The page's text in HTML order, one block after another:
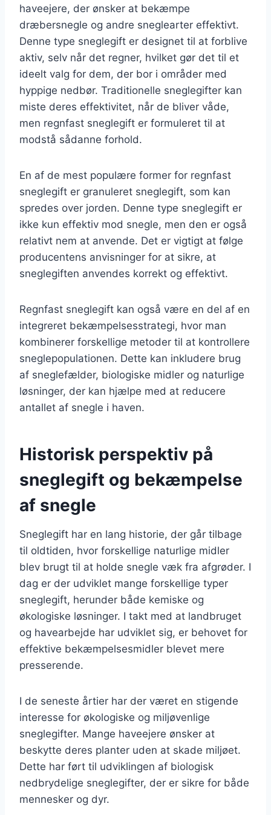
haveejere, der ønsker at bekæmpe
dræbersnegle og andre sneglearter effektivt.
Denne type sneglegift er designet til at forblive
aktiv, selv når det regner, hvilket gør det til et
ideelt valg for dem, der bor i områder med
hyppige nedbør. Traditionelle sneglegifter kan
miste deres effektivitet, når de bliver våde,
men regnfast sneglegift er formuleret til at
modstå sådanne forhold.
En af de mest populære former for regnfast
sneglegift er granuleret sneglegift, som kan
spredes over jorden. Denne type sneglegift er
ikke kun effektiv mod snegle, men den er også
relativt nem at anvende. Det er vigtigt at følge
producentens anvisninger for at sikre, at
sneglegiften anvendes korrekt og effektivt.
Regnfast sneglegift kan også være en del af en
integreret bekæmpelsesstrategi, hvor man
kombinerer forskellige metoder til at kontrollere
sneglepopulationen. Dette kan inkludere brug
af sneglefælder, biologiske midler og naturlige
løsninger, der kan hjælpe med at reducere
antallet af snegle i haven.
Historisk perspektiv på
sneglegift og bekæmpelse
af snegle
Sneglegift har en lang historie, der går tilbage
til oldtiden, hvor forskellige naturlige midler
blev brugt til at holde snegle væk fra afgrøder. I
dag er der udviklet mange forskellige typer
sneglegift, herunder både kemiske og
økologiske løsninger. I takt med at landbruget
og havearbejde har udviklet sig, er behovet for
effektive bekæmpelsesmidler blevet mere
presserende.
I de seneste årtier har der været en stigende
interesse for økologiske og miljøvenlige
sneglegifter. Mange haveejere ønsker at
beskytte deres planter uden at skade miljøet.
Dette har ført til udviklingen af biologisk
nedbrydelige sneglegifter, der er sikre for både
mennesker og dyr.